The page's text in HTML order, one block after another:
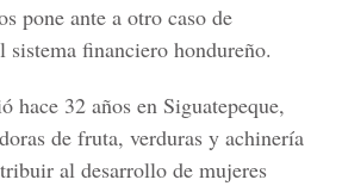
pone ante a otro caso de
financiero hondureño.
hace 32 años en Siguatepeque,
de fruta, verduras y achinería
al desarrollo de mujeres